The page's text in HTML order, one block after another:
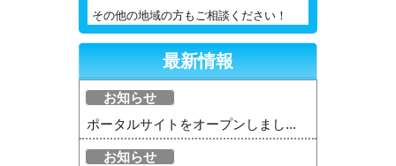
その他の地域の方もご相談ください！
最新情報
お知らせ
ポータルサイトをオープンしまし...
お知らせ